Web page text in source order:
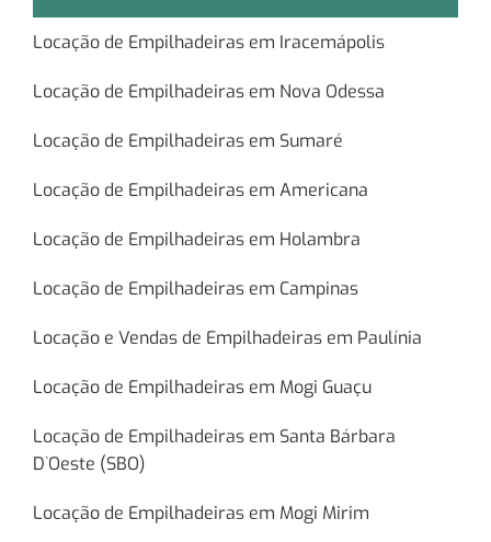
Locação de Empilhadeiras em Iracemápolis
Locação de Empilhadeiras em Nova Odessa
Locação de Empilhadeiras em Sumaré
Locação de Empilhadeiras em Americana
Locação de Empilhadeiras em Holambra
Locação de Empilhadeiras em Campinas
Locação e Vendas de Empilhadeiras em Paulínia
Locação de Empilhadeiras em Mogi Guaçu
Locação de Empilhadeiras em Santa Bárbara
D`Oeste (SBO)
Locação de Empilhadeiras em Mogi Mirim